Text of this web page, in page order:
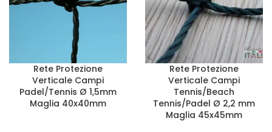
Rete Protezione
Verticale Campi
Padel/Tennis Ø 1,5mm
Maglia 40x40mm
Rete Protezione
Verticale Campi
Tennis/Beach
Tennis/Padel Ø 2,2 mm
Maglia 45x45mm